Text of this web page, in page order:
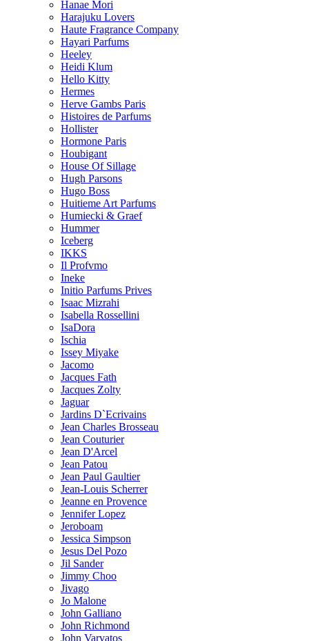
Hanae Mori
Harajuku Lovers
Haute Fragrance Company
Hayari Parfums
Heeley
Heidi Klum
Hello Kitty
Hermes
Herve Gambs Paris
Histoires de Parfums
Hollister
Hormone Paris
Houbigant
House Of Sillage
Hugh Parsons
Hugo Boss
Huitieme Art Parfums
Humiecki & Graef
Hummer
Iceberg
IKKS
Il Profvmo
Ineke
Initio Parfums Prives
Isaac Mizrahi
Isabella Rossellini
IsaDora
Ischia
Issey Miyake
Jacomo
Jacques Fath
Jacques Zolty
Jaguar
Jardins D`Ecrivains
Jean Charles Brosseau
Jean Couturier
Jean D'Arcel
Jean Patou
Jean Paul Gaultier
Jean-Louis Scherrer
Jeanne en Provence
Jennifer Lopez
Jeroboam
Jessica Simpson
Jesus Del Pozo
Jil Sander
Jimmy Choo
Jivago
Jo Malone
John Galliano
John Richmond
John Varvatos